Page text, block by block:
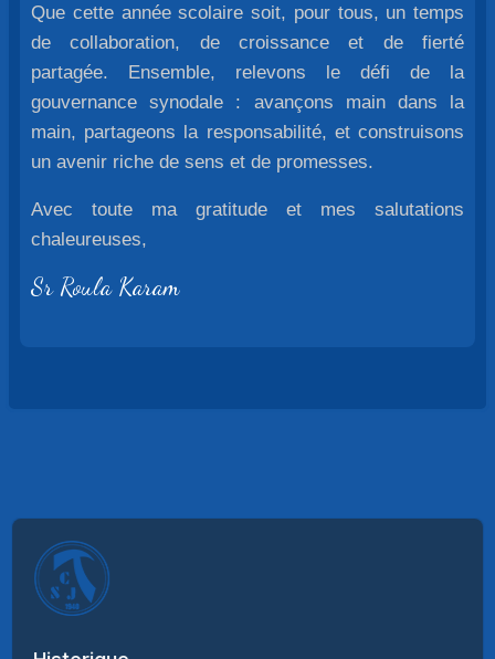
Que cette année scolaire soit, pour tous, un temps
de collaboration, de croissance et de fierté
partagée. Ensemble, relevons le défi de la
gouvernance synodale : avançons main dans la
main, partageons la responsabilité, et construisons
un avenir riche de sens et de promesses.
Avec toute ma gratitude et mes salutations
chaleureuses,
Sr Roula Karam